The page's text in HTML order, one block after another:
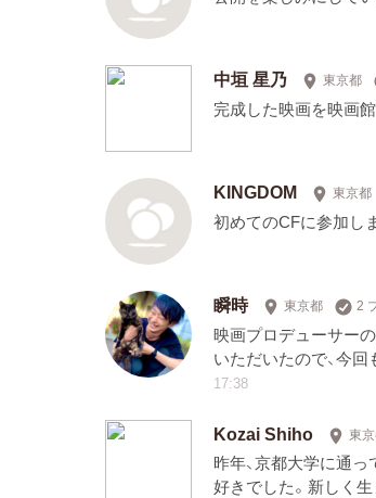
中垣 星乃 東京都
完成した映画を映画
KINGDOM 東京都
初めてのCFに参加し
瞬時 東京都 2
映画プロデューサー
いただいたので、今
17:38
Kozai Shiho 東
昨年、京都大学に通
好きでした。新しく